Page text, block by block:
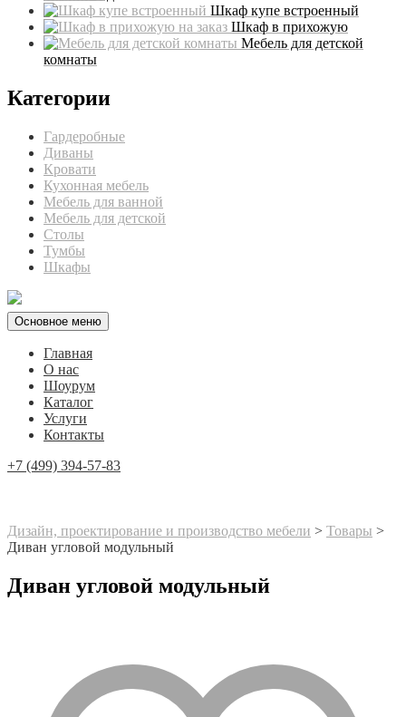
Шкаф купе встроенный
Шкаф в прихожую
Мебель для детской
комнаты
Категории
Гардеробные
Диваны
Кровати
Кухонная мебель
Мебель для ванной
Мебель для детской
Столы
Тумбы
Шкафы
Основное меню
Главная
О нас
Шоурум
Каталог
Услуги
Контакты
+7 (499) 394-57-83
Дизайн, проектирование и производство мебели > Товары >
Диван угловой модульный
Диван угловой модульный